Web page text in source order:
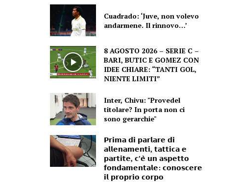
Cuadrado: ‘Juve, non volevo
andarmene. Il rinnovo…’
8 AGOSTO 2026 – SERIE C –
BARI, BUTIC E GOMEZ CON
IDEE CHIARE: “TANTI GOL,
NIENTE LIMITI”
Inter, Chivu: "Provedel
titolare? In porta non ci
sono gerarchie"
𝗣𝗿𝗶𝗺𝗮 𝗱𝗶 𝗽𝗮𝗿𝗹𝗮𝗿𝗲 𝗱𝗶
𝗮𝗹𝗹𝗲𝗻𝗮𝗺𝗲𝗻𝘁𝗶, 𝘁𝗮𝘁𝘁𝗶𝗰𝗮 𝗲
𝗽𝗮𝗿𝘁𝗶𝘁𝗲, 𝗰’𝗲̀ 𝘂𝗻 𝗮𝘀𝗽𝗲𝘁𝘁𝗼
𝗳𝗼𝗻𝗱𝗮𝗺𝗲𝗻𝘁𝗮𝗹𝗲: 𝗰𝗼𝗻𝗼𝘀𝗰𝗲𝗿𝗲
𝗶𝗹 𝗽𝗿𝗼𝗽𝗿𝗶𝗼 𝗰𝗼𝗿𝗽𝗼